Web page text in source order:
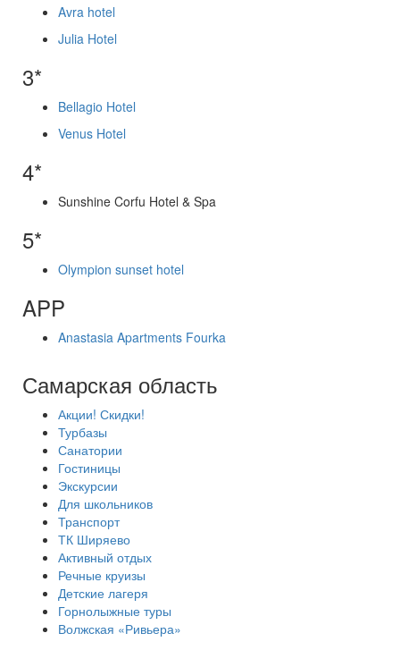
Avra hotel
Julia Hotel
3*
Bellagio Hotel
Venus Hotel
4*
Sunshine Corfu Hotel & Spa
5*
Olympion sunset hotel
APP
Anastasia Apartments Fourka
Самарская область
Акции! Скидки!
Турбазы
Санатории
Гостиницы
Экскурсии
Для школьников
Транспорт
ТК Ширяево
Активный отдых
Речные круизы
Детские лагеря
Горнолыжные туры
Волжская «Ривьера»